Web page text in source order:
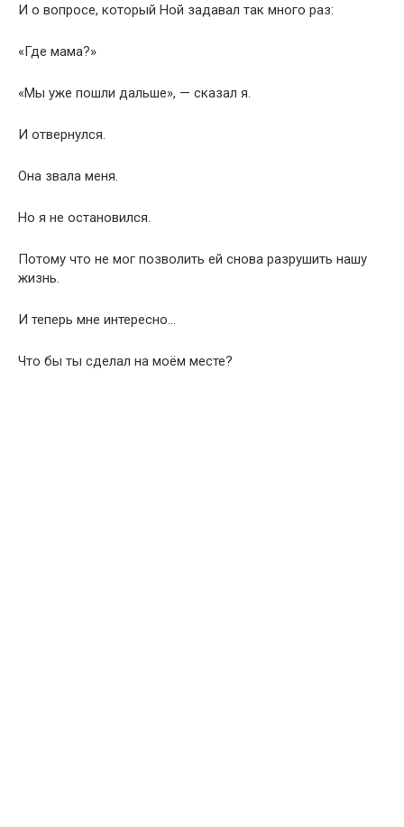
И о вопросе, который Ной задавал так много раз:
«Где мама?»
«Мы уже пошли дальше», — сказал я.
И отвернулся.
Она звала меня.
Но я не остановился.
Потому что не мог позволить ей снова разрушить нашу
жизнь.
И теперь мне интересно…
Что бы ты сделал на моём месте?